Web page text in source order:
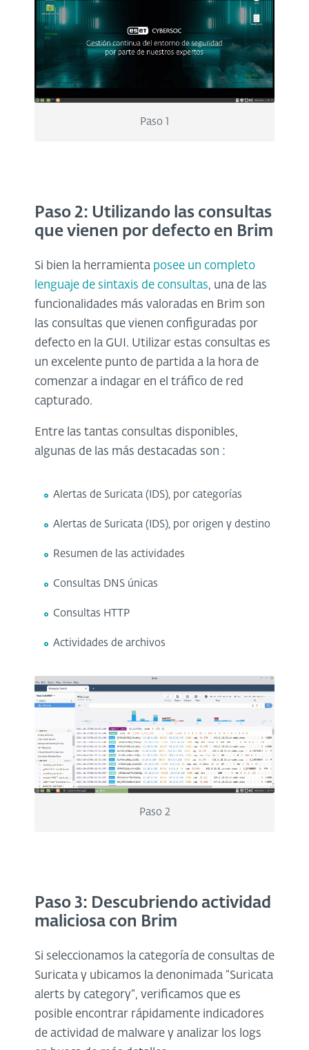
Paso 1
Paso 2: Utilizando las consultas
que vienen por defecto en Brim
Si bien la herramienta posee un completo
lenguaje de sintaxis de consultas, una de las
funcionalidades más valoradas en Brim son
las consultas que vienen configuradas por
defecto en la GUI. Utilizar estas consultas es
un excelente punto de partida a la hora de
comenzar a indagar en el tráfico de red
capturado.
Entre las tantas consultas disponibles,
algunas de las más destacadas son :
Alertas de Suricata (IDS), por categorías
Alertas de Suricata (IDS), por origen y destino
Resumen de las actividades
Consultas DNS únicas
Consultas HTTP
Actividades de archivos
Paso 2
Paso 3: Descubriendo actividad
maliciosa con Brim
Si seleccionamos la categoría de consultas de
Suricata y ubicamos la denonimada “Suricata
alerts by category“, verificamos que es
posible encontrar rápidamente indicadores
de actividad de malware y analizar los logs